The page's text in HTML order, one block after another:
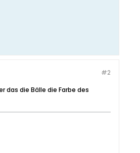
#2
das die Bälle die Farbe des